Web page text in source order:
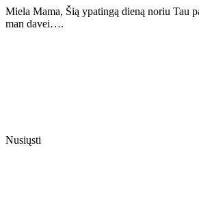
Miela Mama, Šią ypatingą dieną noriu Tau
man davei….
Nusiųsti